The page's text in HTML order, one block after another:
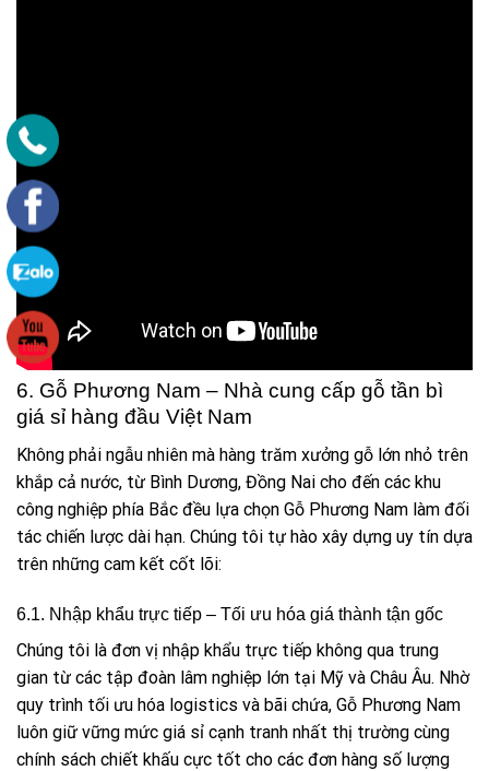
6. Gỗ Phương Nam – Nhà cung cấp gỗ tần bì
giá sỉ hàng đầu Việt Nam
Không phải ngẫu nhiên mà hàng trăm xưởng gỗ lớn nhỏ trên
khắp cả nước, từ Bình Dương, Đồng Nai cho đến các khu
công nghiệp phía Bắc đều lựa chọn Gỗ Phương Nam làm đối
tác chiến lược dài hạn. Chúng tôi tự hào xây dựng uy tín dựa
trên những cam kết cốt lõi:
6.1. Nhập khẩu trực tiếp – Tối ưu hóa giá thành tận gốc
Chúng tôi là đơn vị nhập khẩu trực tiếp không qua trung
gian từ các tập đoàn lâm nghiệp lớn tại Mỹ và Châu Âu. Nhờ
quy trình tối ưu hóa logistics và bãi chứa, Gỗ Phương Nam
luôn giữ vững mức giá sỉ cạnh tranh nhất thị trường cùng
chính sách chiết khấu cực tốt cho các đơn hàng số lượng